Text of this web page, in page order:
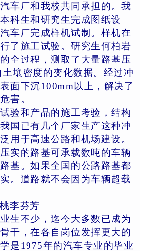
车厂和我校共同承担的。我
科生和研究生完成图纸设
车厂完成样机试制。样机在
了施工试验。研究生何柏岩
全过程，测取了大量路基压
壤密度的变化数据。经过冲
面下沉100mm以上，解决了
害。
验和产品的施工考验，结构
国已有几个厂家生产这种冲
用于高速公路和机场建设。
实的路基可承载数吨的车辆
基。如果全国的公路路基都
。道路就不会因为车辆超载
李芬芳
生不少，迄今大多数已成为
干，在各自岗位发挥更大的
是1975年的汽车专业的毕业